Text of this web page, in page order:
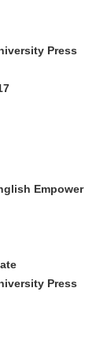
Press
Empower
Press